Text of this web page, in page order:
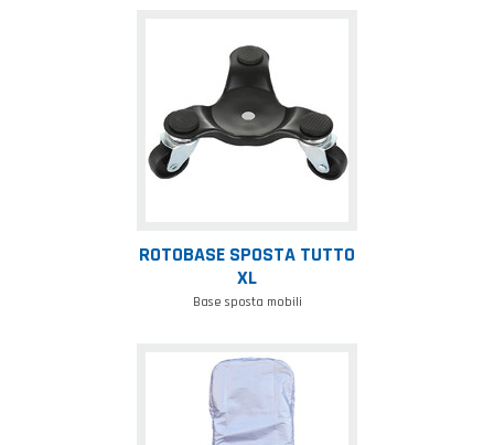
sposta
tutto
XL
ROTOBASE SPOSTA TUTTO
XL
Base sposta mobili
Copri